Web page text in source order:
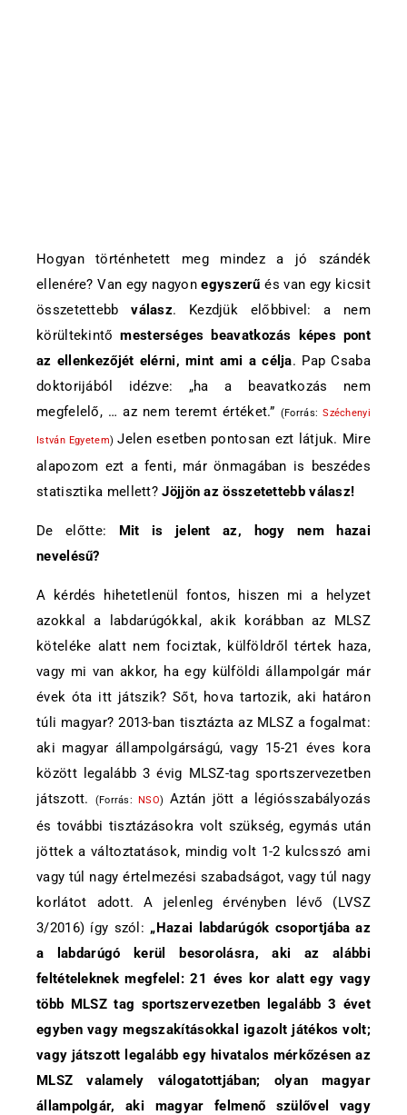
Hogyan történhetett meg mindez a jó szándék
ellenére? Van egy nagyonegyszerű és van egy kicsit
összetettebbválasz. Kezdjük előbbivel: a nem
körültekintőmesterséges beavatkozás képes pont
az ellenkezőjét elérni, mint ami a célja. Pap Csaba
doktorijából idézve: „ha a beavatkozás nem
megfelelő, … az nem teremt értéket.” (Forrás:Széchenyi
István Egyetem)Jelen esetben pontosan ezt látjuk. Mire
alapozom ezt a fenti, már önmagában is beszédes
statisztika mellett?Jöjjön az összetettebb válasz!
De előtte: Mit is jelent az, hogy nem hazai
nevelésű?
A kérdés hihetetlenül fontos, hiszen mi a helyzet
azokkal a labdarúgókkal, akik korábban az MLSZ
köteléke alatt nem fociztak, külföldről tértek haza,
vagy mi van akkor, ha egy külföldi állampolgár már
évek óta itt játszik? Sőt, hova tartozik, aki határon
túli magyar? 2013-ban tisztázta az MLSZ a fogalmat:
aki magyar állampolgárságú, vagy 15-21 éves kora
között legalább 3 évig MLSZ-tag sportszervezetben
játszott.
(Forrás: NSO)
Aztán jött a légiósszabályozás
és további tisztázásokra volt szükség, egymás után
jöttek a változtatások, mindig volt 1-2 kulcsszó ami
vagy túl nagy értelmezési szabadságot, vagy túl nagy
korlátot adott. A jelenleg érvényben lévő (LVSZ
3/2016) így szól: „Hazai labdarúgók csoportjába az
a labdarúgó kerül besorolásra, aki az alábbi
feltételeknek megfelel: 21 éves kor alatt egy vagy
több MLSZ tag sportszervezetben legalább 3 évet
egyben vagy megszakításokkal igazolt játékos volt;
vagy játszott legalább egy hivatalos mérkőzésen az
MLSZ valamely válogatottjában; olyan magyar
állampolgár, aki magyar felmenő szülővel vagy